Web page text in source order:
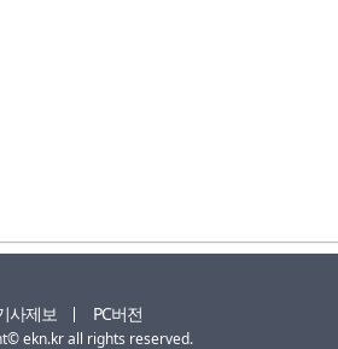
사제보 PC버전
ekn.kr all rights reserved.